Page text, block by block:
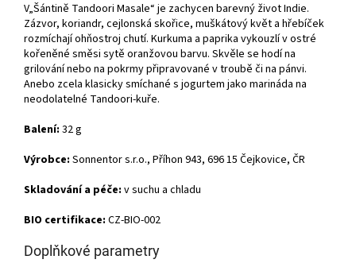
V„Šántině Tandoori Masale“ je zachycen barevný život Indie.
Zázvor, koriandr, cejlonská skořice, muškátový květ a hřebíček
rozmíchají ohňostroj chutí. Kurkuma a paprika vykouzlí v ostré
kořeněné směsi sytě oranžovou barvu. Skvěle se hodí na
grilování nebo na pokrmy připravované v troubě či na pánvi.
Anebo zcela klasicky smíchané s jogurtem jako marináda na
neodolatelné Tandoori-kuře.
Balení: 32 g
Výrobce: Sonnentor s.r.o., Příhon 943, 696 15 Čejkovice, ČR
Skladování a péče: v suchu a chladu
BIO certifikace: CZ-BIO-002
Doplňkové parametry